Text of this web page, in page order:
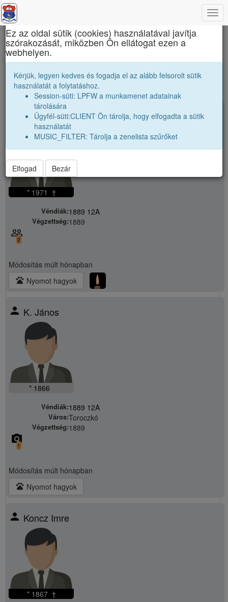
János Zsigmond Unitárius Kollégium
Röediger Jenő
* 1971 †
Véndiák:1889 12A
Végzettség:1889
people_outline
2
Módosítás múlt hónapban
pets Nyomot hagyok
person K. János
* 1866
Véndiák:1889 12A
Város:Toroczkó
Végzettség:1889
camera_alt
1
Módosítás múlt hónapban
pets Nyomot hagyok
person Koncz Imre
* 1867 †
×
Ez az oldal sütik (cookies) használatával javítja
szórakozását, miközben Ön ellátogat ezen a
webhelyen.
Kérjük, legyen kedves és fogadja el az alább felsorolt sütik
használatát a folytatáshoz.
Session-süti: LPFW a munkamenet adatainak
tárolására
Ügyfél-süti:CLIENT Ön tárolja, hogy elfogadta a sütik
használatát
MUSIC_FILTER: Tárolja a zenelista szűrőket
Elfogad Bezár